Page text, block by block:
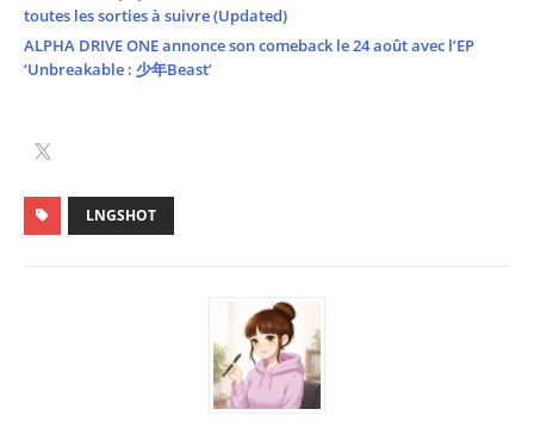
toutes les sorties à suivre (Updated)
ALPHA DRIVE ONE annonce son comeback le 24 août avec l’EP
‘Unbreakable : 少年Beast’
LNGSHOT